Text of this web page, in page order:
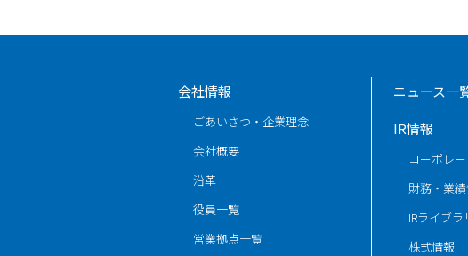
会社情報
ごあいさつ・企業理念
会社概要
沿革
役員一覧
営業拠点一覧
ニュース一
IR情報
コーポレ
財務・業
IRライブラ
株式情報